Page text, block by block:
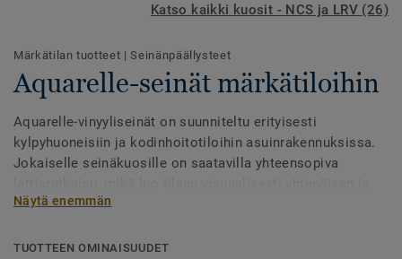
Katso kaikki kuosit - NCS ja LRV (26)
Märkätilan tuotteet |Seinänpäällysteet
Aquarelle-seinät märkätiloihin
Aquarelle-vinyyliseinät on suunniteltu erityisesti
kylpyhuoneisiin ja kodinhoitotiloihin asuinrakennuksissa.
Jokaiselle seinäkuosille on saatavilla yhteensopiva
harmonisen ilmeen. Mallisto on saanut inspiraationsa
erinomaisesti sekä moderneihin että klassisiin
Näytä enemmän
TUOTTEEN OMINAISUUDET